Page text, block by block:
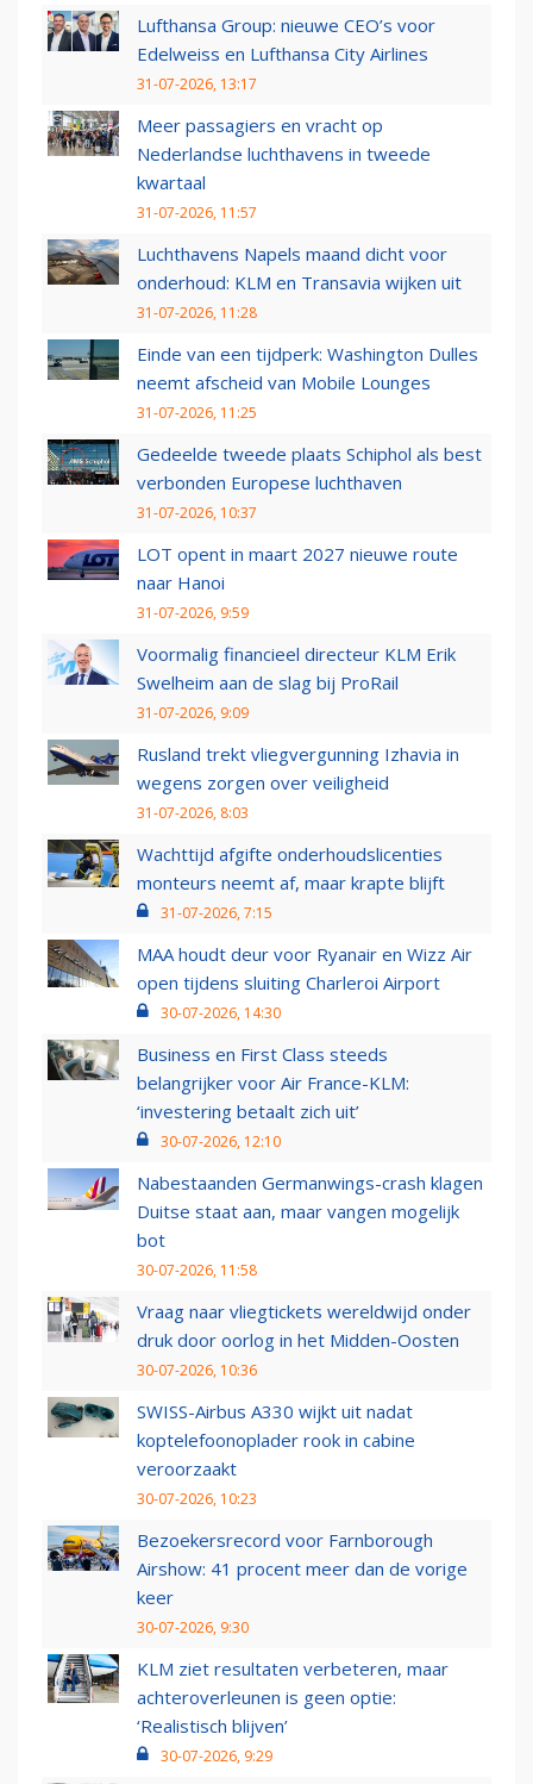
Lufthansa Group: nieuwe CEO’s voor
Edelweiss en Lufthansa City Airlines
31-07-2026, 13:17
Meer passagiers en vracht op
Nederlandse luchthavens in tweede
kwartaal
31-07-2026, 11:57
Luchthavens Napels maand dicht voor
onderhoud: KLM en Transavia wijken uit
31-07-2026, 11:28
Einde van een tijdperk: Washington Dulles
neemt afscheid van Mobile Lounges
31-07-2026, 11:25
Gedeelde tweede plaats Schiphol als best
verbonden Europese luchthaven
31-07-2026, 10:37
LOT opent in maart 2027 nieuwe route
naar Hanoi
31-07-2026, 9:59
Voormalig financieel directeur KLM Erik
Swelheim aan de slag bij ProRail
31-07-2026, 9:09
Rusland trekt vliegvergunning Izhavia in
wegens zorgen over veiligheid
31-07-2026, 8:03
Wachttijd afgifte onderhoudslicenties
monteurs neemt af, maar krapte blijft
31-07-2026, 7:15
MAA houdt deur voor Ryanair en Wizz Air
open tijdens sluiting Charleroi Airport
30-07-2026, 14:30
Business en First Class steeds
belangrijker voor Air France-KLM:
‘investering betaalt zich uit’
30-07-2026, 12:10
Nabestaanden Germanwings-crash klagen
Duitse staat aan, maar vangen mogelijk
bot
30-07-2026, 11:58
Vraag naar vliegtickets wereldwijd onder
druk door oorlog in het Midden-Oosten
30-07-2026, 10:36
SWISS-Airbus A330 wijkt uit nadat
koptelefoonoplader rook in cabine
veroorzaakt
30-07-2026, 10:23
Bezoekersrecord voor Farnborough
Airshow: 41 procent meer dan de vorige
keer
30-07-2026, 9:30
KLM ziet resultaten verbeteren, maar
achteroverleunen is geen optie:
‘Realistisch blijven’
30-07-2026, 9:29